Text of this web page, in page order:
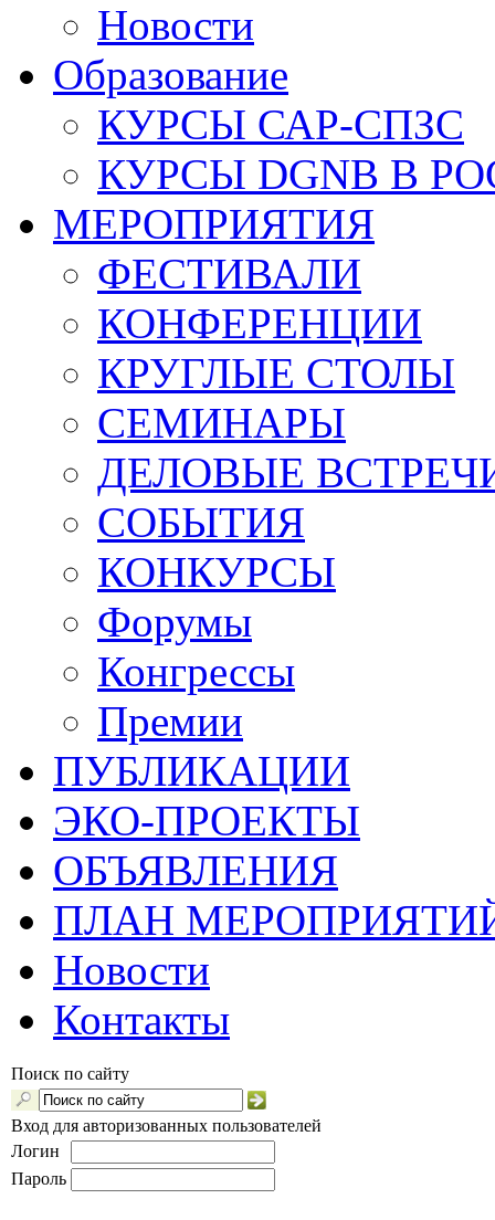
Новости
Образование
КУРСЫ САР-СПЗС
КУРСЫ DGNB В
МЕРОПРИЯТИЯ
ФЕСТИВАЛИ
КОНФЕРЕНЦИИ
КРУГЛЫЕ СТОЛЫ
СЕМИНАРЫ
ДЕЛОВЫЕ
СОБЫТИЯ
КОНКУРСЫ
Форумы
Конгрессы
Премии
ПУБЛИКАЦИИ
ЭКО-ПРОЕКТЫ
ОБЪЯВЛЕНИЯ
ПЛАН
Новости
Контакты
Поиск по сайту
Вход для авторизованных пользователей
Логин
Пароль